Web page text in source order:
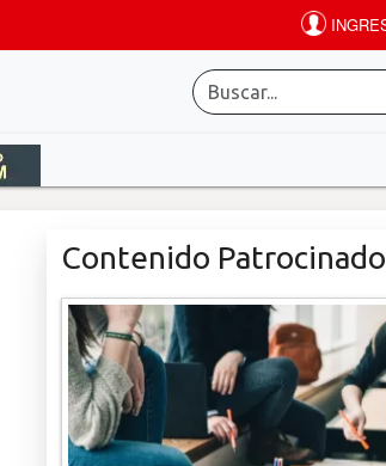
Contenido Patrocinado